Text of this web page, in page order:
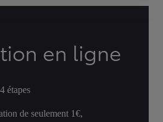
en ligne
étapes
de seulement 1€,